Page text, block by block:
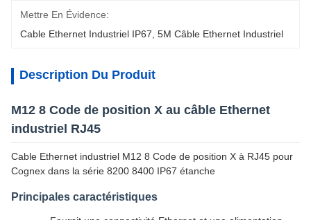
Mettre En Évidence:
Cable Ethernet Industriel IP67 5M Câble Ethernet Industriel
Description Du Produit
M12 8 Code de position X au câble Ethernet
industriel RJ45
Cable Ethernet industriel M12 8 Code de position X à RJ45 pour
Cognex dans la série 8200 8400 IP67 étanche
Principales caractéristiques